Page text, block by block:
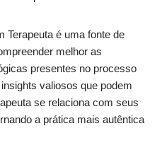
Terapeuta é uma fonte de
melhor as
presentes no processo
valiosos que podem
se relaciona com seus
a prática mais autêntica